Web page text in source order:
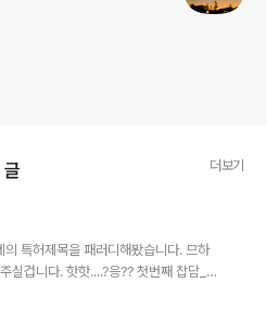
글 더보기
특허제목을 패러디해봤습니다. 므하
실겁니다. 핫핫....?응?? 첫번째 잡담_블